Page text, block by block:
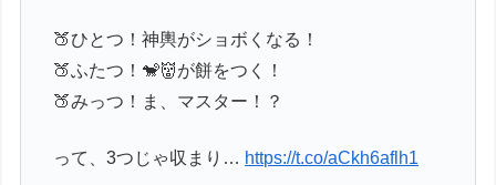
🍑ひとつ！神輿がショボくなる！
🍑ふたつ！🐒👹が餅をつく！
🍑みっつ！ま、マスター！？
って、3つじゃ収まり… https://t.co/aCkh6aflh1